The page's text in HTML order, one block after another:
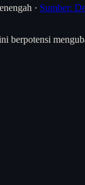
· Sumber:
berpotensi